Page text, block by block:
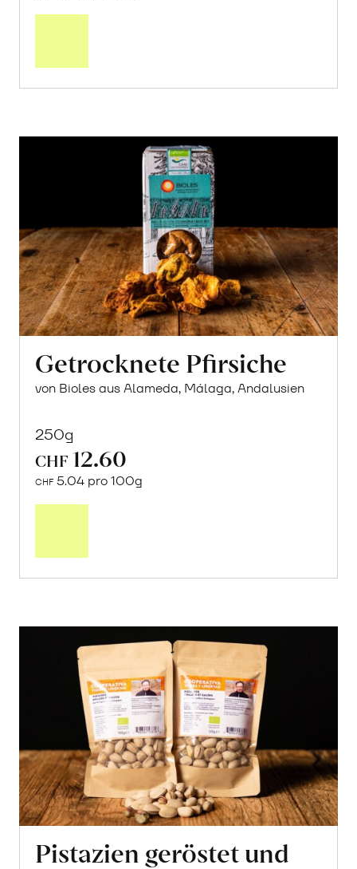
Getrocknete Pfirsiche
von Bioles aus Alameda, Málaga, Andalusien
250g
CHF 12.60
CHF 5.04 pro 100g
Pistazien geröstet und